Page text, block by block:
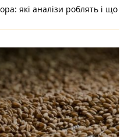
які аналізи роблять і що